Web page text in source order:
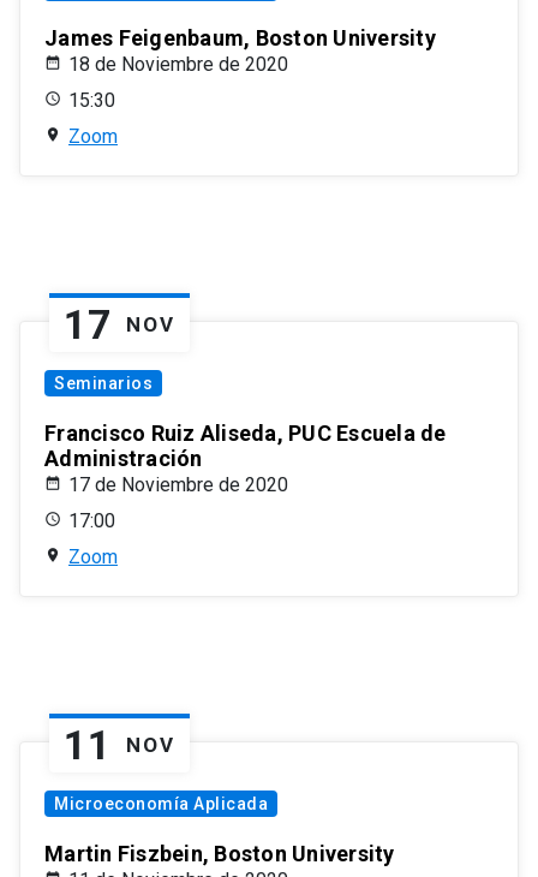
James Feigenbaum, Boston University
18 de Noviembre de 2020
15:30
Zoom
17 NOV
Seminarios
Francisco Ruiz Aliseda, PUC Escuela de
Administración
17 de Noviembre de 2020
17:00
Zoom
11 NOV
Microeconomía Aplicada
Martin Fiszbein, Boston University